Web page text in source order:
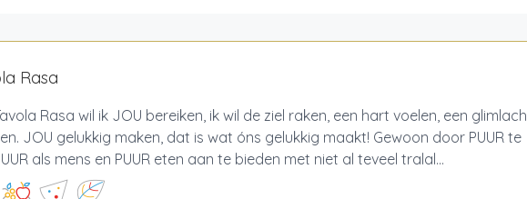
Rasa
Rasa wil ik JOU bereiken, ik wil de ziel raken, een hart voelen, een glimlach
JOU gelukkig maken, dat is wat óns gelukkig maakt! Gewoon door PUUR te
als mens en PUUR eten aan te bieden met niet al teveel tralal...